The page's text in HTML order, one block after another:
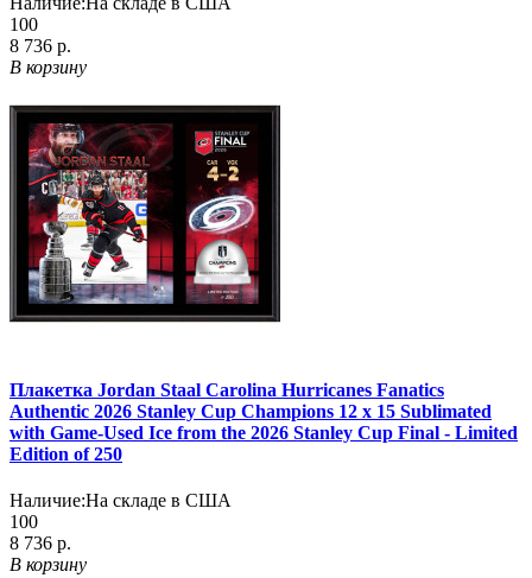
100
8 736 р.
В корзину
Плакетка Jordan Staal Carolina Hurricanes Fanatics
Authentic 2026 Stanley Cup Champions 12 x 15 Sublimated
with Game-Used Ice from the 2026 Stanley Cup Final - Limited
Edition of 250
Наличие:На складе в США
100
8 736 р.
В корзину